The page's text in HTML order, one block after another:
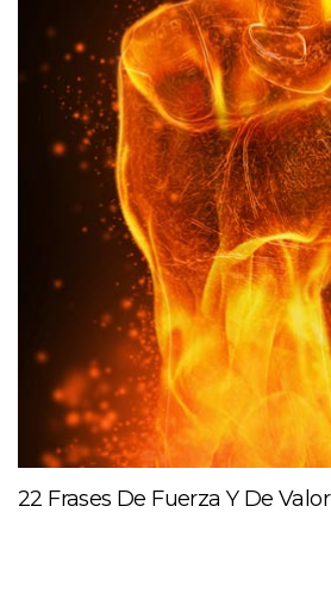
22 Frases De Fuerza Y De Valor